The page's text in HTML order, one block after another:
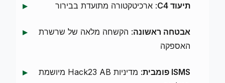
תיעוד C4 : ארכיטקטורה מתועדת בבירור
אבטחה ראשונה: הקשחה מלאה של שרשרת
האספקה
ISMS פומבית
: מדיניות Hack23 AB מיושמת